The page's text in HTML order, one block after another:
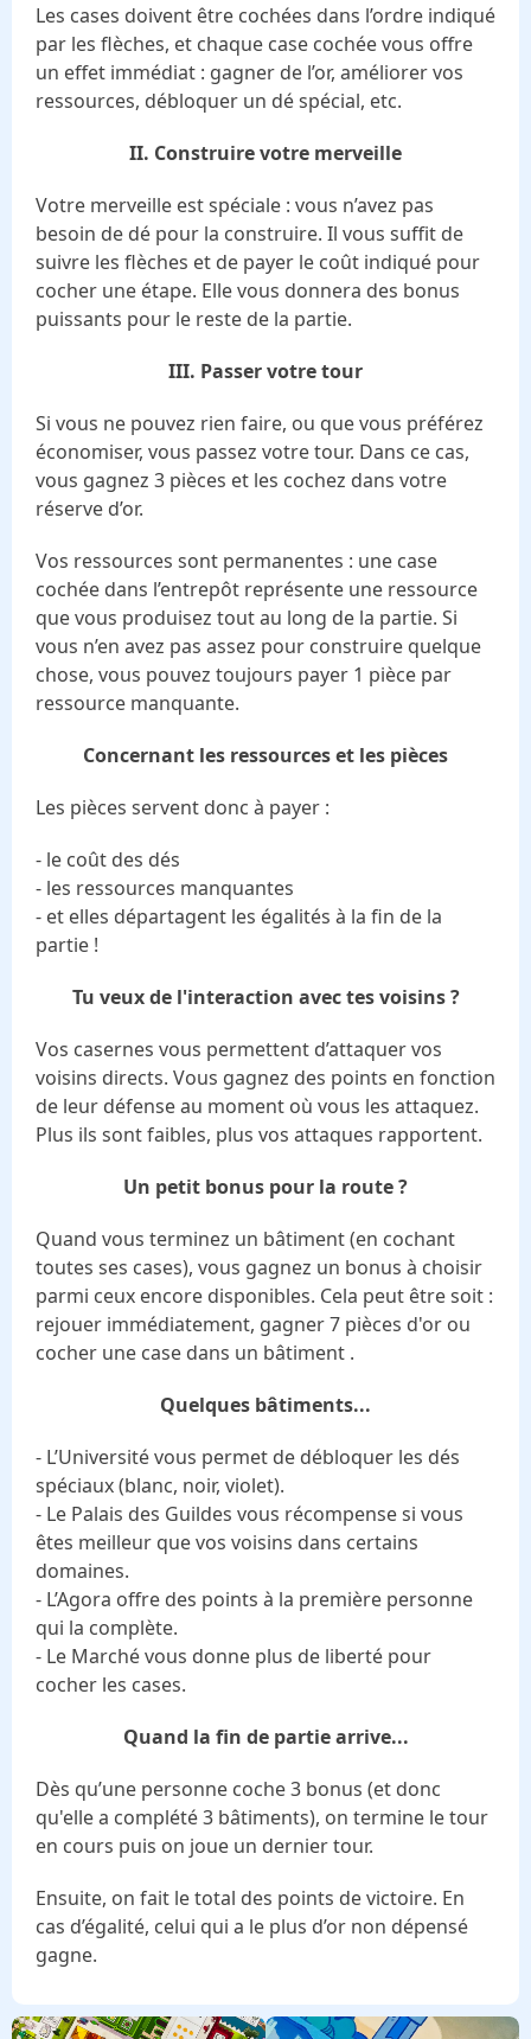
Les cases doivent être cochées dans l’ordre indiqué
par les flèches, et chaque case cochée vous offre
un effet immédiat : gagner de l’or, améliorer vos
ressources, débloquer un dé spécial, etc.
II. Construire votre merveille
Votre merveille est spéciale : vous n’avez pas
besoin de dé pour la construire. Il vous suffit de
suivre les flèches et de payer le coût indiqué pour
cocher une étape. Elle vous donnera des bonus
puissants pour le reste de la partie.
III. Passer votre tour
Si vous ne pouvez rien faire, ou que vous préférez
économiser, vous passez votre tour. Dans ce cas,
vous gagnez 3 pièces et les cochez dans votre
réserve d’or.
Vos ressources sont permanentes : une case
cochée dans l’entrepôt représente une ressource
que vous produisez tout au long de la partie. Si
vous n’en avez pas assez pour construire quelque
chose, vous pouvez toujours payer 1 pièce par
ressource manquante.
Concernant les ressources et les pièces
Les pièces servent donc à payer :
- le coût des dés
- les ressources manquantes
- et elles départagent les égalités à la fin de la
partie !
Tu veux de l'interaction avec tes voisins ?
Vos casernes vous permettent d’attaquer vos
voisins directs. Vous gagnez des points en fonction
de leur défense au moment où vous les attaquez.
Plus ils sont faibles, plus vos attaques rapportent.
Un petit bonus pour la route ?
Quand vous terminez un bâtiment (en cochant
toutes ses cases), vous gagnez un bonus à choisir
parmi ceux encore disponibles. Cela peut être soit :
rejouer immédiatement, gagner 7 pièces d'or ou
cocher une case dans un bâtiment .
Quelques bâtiments...
- L’Université vous permet de débloquer les dés
spéciaux (blanc, noir, violet).
- Le Palais des Guildes vous récompense si vous
êtes meilleur que vos voisins dans certains
domaines.
- L’Agora offre des points à la première personne
qui la complète.
- Le Marché vous donne plus de liberté pour
cocher les cases.
Quand la fin de partie arrive...
Dès qu’une personne coche 3 bonus (et donc
qu'elle a complété 3 bâtiments), on termine le tour
en cours puis on joue un dernier tour.
Ensuite, on fait le total des points de victoire. En
cas d’égalité, celui qui a le plus d’or non dépensé
gagne.